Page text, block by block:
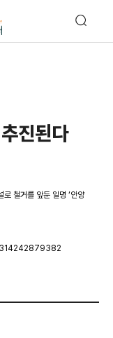
진된다
철거를 앞둔 일명 ‘안양